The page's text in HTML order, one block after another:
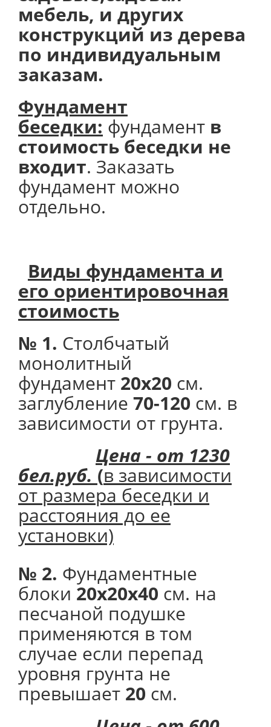
мебель, и других
конструкций из дерева
по индивидуальным
заказам.
Фундамент
беседки: фундамент в
стоимость беседки не
входит. Заказать
фундамент можно
отдельно.
Виды фундамента и
его ориентировочная
стоимость
№ 1. Столбчатый
монолитный
фундамент 20х20 см.
заглубление 70-120 см. в
зависимости от грунта.
Цена - от 1230
бел.руб. (в зависимости
от размера беседки и
расстояния до ее
установки)
№ 2. Фундаментные
блоки 20х20х40 см. на
песчаной подушке
применяются в том
случае если перепад
уровня грунта не
превышает 20 см.